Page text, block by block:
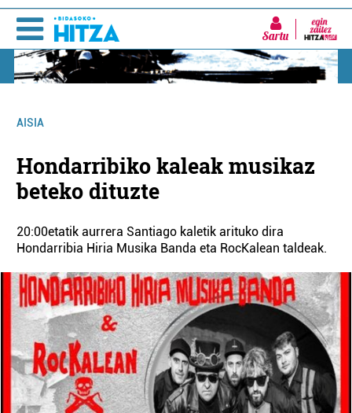
Sartu
AISIA
Hondarribiko kaleak musikaz
beteko dituzte
20:00etatik aurrera Santiago kaletik arituko dira
Hondarribia Hiria Musika Banda eta RocKalean taldeak.